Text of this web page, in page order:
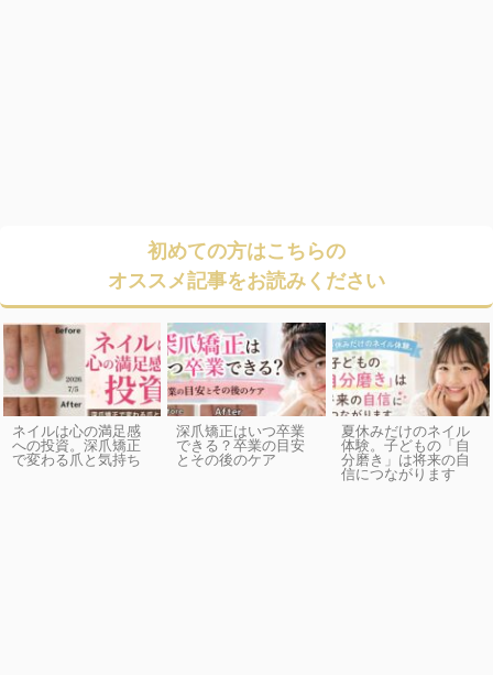
初めての方はこちらの
オススメ記事をお読みください
ネイルは心の満足感
への投資。深爪矯正
で変わる爪と気持ち
深爪矯正はいつ卒業
できる？卒業の目安
とその後のケア
夏休みだけのネイル
体験。子どもの「自
分磨き」は将来の自
信につながります